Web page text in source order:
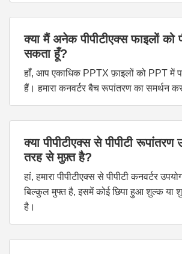
क्या मैं अनेक पीपीटीएक्स फाइलों को
सकता हूँ?
हाँ, आप एकाधिक PPTX फ़ाइलों को PPT में
हैं। हमारा कनवर्टर बैच रूपांतरण का समर्थन
क्या पीपीटीएक्स से पीपीटी रूपांतरण
तरह से मुफ़्त है?
हां, हमारा पीपीटीएक्स से पीपीटी कनवर्टर
बिल्कुल मुफ्त है, इसमें कोई छिपा हुआ शुल्क या
है।